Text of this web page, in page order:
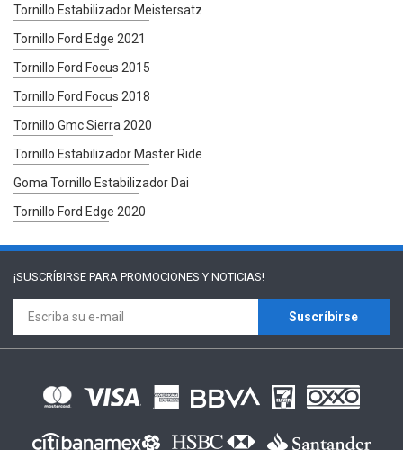
Tornillo Estabilizador Meistersatz
Tornillo Ford Edge 2021
Tornillo Ford Focus 2015
Tornillo Ford Focus 2018
Tornillo Gmc Sierra 2020
Tornillo Estabilizador Master Ride
Goma Tornillo Estabilizador Dai
Tornillo Ford Edge 2020
¡SUSCRÍBIRSE PARA PROMOCIONES Y NOTICIAS!
Suscríbirse